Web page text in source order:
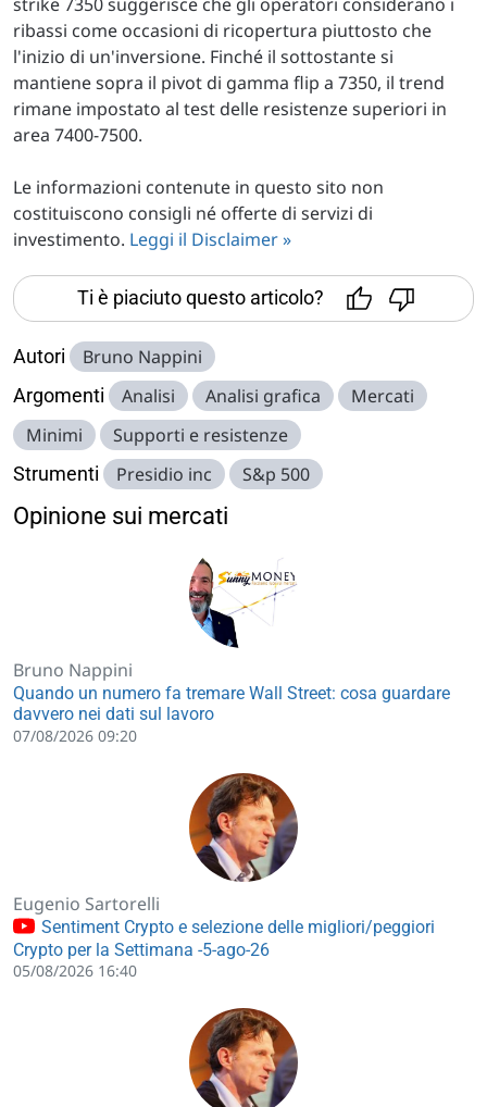
ribassi come occasioni di ricopertura piuttosto che
l'inizio di un'inversione. Finché il sottostante si
mantiene sopra il pivot di gamma flip a 7350, il trend
rimane impostato al test delle resistenze superiori in
area 7400-7500.
Le informazioni contenute in questo sito non
costituiscono consigli né offerte di servizi di
investimento. Leggi il Disclaimer »
Ti è piaciuto questo articolo?
Autori Bruno Nappini
Argomenti Analisi Analisi grafica
Mercati
Minimi
Supporti e resistenze
Strumenti Presidio inc S&p 500
Opinione sui mercati
Bruno Nappini
Quando un numero fa tremare Wall Street: cosa guardare
davvero nei dati sul lavoro
07/08/2026 09:20
Eugenio Sartorelli
Sentiment Crypto e selezione delle migliori/peggiori
Crypto per la Settimana -5-ago-26
05/08/2026 16:40